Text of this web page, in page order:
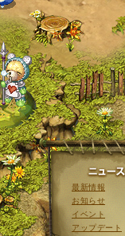
最新情報
お知らせ
イベント
アップデート